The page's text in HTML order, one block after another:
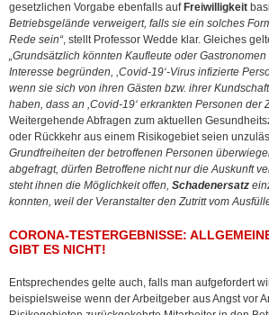
gesetzlichen Vorgabe ebenfalls auf Freiwilligkeit
Betriebsgelände verweigert, falls sie ein solches
Rede sein“, stellt Professor Wedde klar. Gleiches
„Grundsätzlich könnten Kaufleute oder
Interesse begründen, ,Covid-19‘-Virus infizierte
wenn sie sich von ihren Gästen bzw. ihrer
haben, dass an ,Covid-19‘ erkrankten Personen der
Weitergehende Abfragen zum aktuellen
oder Rückkehr aus einem Risikogebiet seien
Grundfreiheiten der betroffenen Personen
abgefragt, dürfen Betroffene nicht nur die Auskunft
steht ihnen die Möglichkeit offen, Schadenersatz
konnten, weil der Veranstalter den Zutritt vom
CORONA-TESTERGEBNISSE:
GIBT ES NICHT!
Entsprechendes gelte auch, falls man aufgefordert
beispielsweise wenn der Arbeitgeber aus Angst vor